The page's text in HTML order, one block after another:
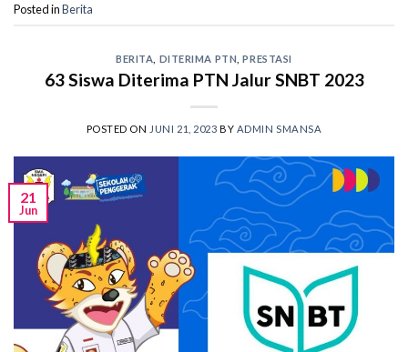
Posted inBerita
BERITA DITERIMA PTN ,PRESTASI
63 Siswa Diterima PTN Jalur SNBT 2023
POSTED ON JUNI 21, 2023 BY ADMIN SMANSA
21
Jun